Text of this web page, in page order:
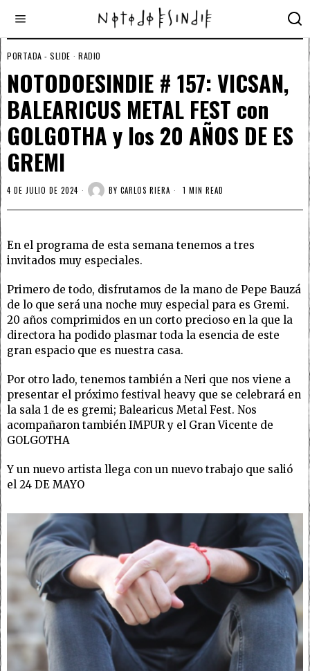
PORTADA - SLIDE · RADIO
NOTODOESINDIE # 157: VICSAN,
BALEARICUS METAL FEST con
GOLGOTHA y los 20 AÑOS DE ES
GREMI
4 DE JULIO DE 2024 BY CARLOS RIERA 1 MIN READ
En el programa de esta semana tenemos a tres
invitados muy especiales.
Primero de todo, disfrutamos de la mano de Pepe Bauzá
de lo que será una noche muy especial para es Gremi.
20 años comprimidos en un corto precioso en la que la
directora ha podido plasmar toda la esencia de este
gran espacio que es nuestra casa.
Por otro lado, tenemos también a Neri que nos viene a
presentar el próximo festival heavy que se celebrará en
la sala 1 de es gremi; Balearicus Metal Fest. Nos
acompañaron también IMPUR y el Gran Vicente de
GOLGOTHA
Y un nuevo artista llega con un nuevo trabajo que salió
el 24 DE MAYO